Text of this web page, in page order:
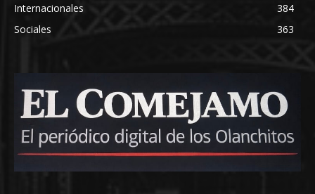
Internacionales
384
Sociales
363